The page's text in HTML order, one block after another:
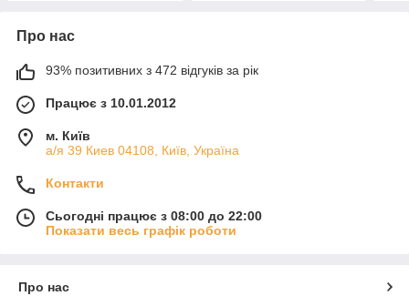
Про нас
93% позитивних з 472 відгуків за рік
Працює з 10.01.2012
м. Київ
а/я 39 Киев 04108, Київ, Україна
Контакти
Сьогодні працює з 08:00 до 22:00
Показати весь графік роботи
Про нас